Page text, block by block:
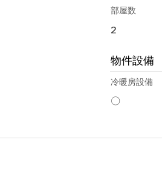
部屋数
2
物件設備
冷暖房設備
〇